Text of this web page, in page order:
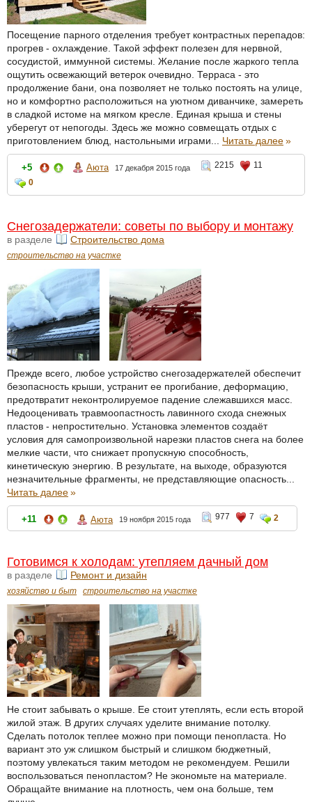
Посещение парного отделения требует контрастных перепадов:
прогрев - охлаждение. Такой эффект полезен для нервной,
сосудистой, иммунной системы. Желание после жаркого тепла
ощутить освежающий ветерок очевидно. Терраса - это
продолжение бани, она позволяет не только постоять на улице,
но и комфортно расположиться на уютном диванчике, замереть
в сладкой истоме на мягком кресле. Единая крыша и стены
уберегут от непогоды. Здесь же можно совмещать отдых с
приготовлением блюд, настольными играми... Читать далее»
+5 Аюта 17 декабря 2015 года 2215
11
0
Снегозадержатели: советы по выбору и монтажу
в разделе Строительство дома
строительство на участке
Прежде всего, любое устройство снегозадержателей обеспечит
безопасность крыши, устранит ее прогибание, деформацию,
предотвратит неконтролируемое падение слежавшихся масс.
Недооценивать травмоопастность лавинного схода снежных
пластов - непростительно. Установка элементов создаёт
условия для самопроизвольной нарезки пластов снега на более
мелкие части, что снижает пропускную способность,
кинетическую энергию. В результате, на выходе, образуются
незначительные фрагменты, не представляющие опасность...
Читать далее»
+11 Аюта 19 ноября 2015 года 977 7 2
Готовимся к холодам: утепляем дачный дом
в разделе Ремонт и дизайн
хозяйство и быт строительство на участке
Не стоит забывать о крыше. Ее стоит утеплять, если есть второй
жилой этаж. В других случаях уделите внимание потолку.
Сделать потолок теплее можно при помощи пенопласта. Но
вариант это уж слишком быстрый и слишком бюджетный,
поэтому увлекаться таким методом не рекомендуем. Решили
воспользоваться пенопластом? Не экономьте на материале.
Обращайте внимание на плотность, чем она больше, тем